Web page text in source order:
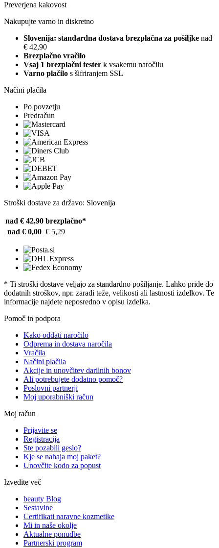
Preverjena kakovost
Nakupujte varno in diskretno
Slovenija: standardna dostava brezplačna za pošiljke nad
€ 42,90
Brezplačno vračilo
Vsaj 1 brezplačni tester k vsakemu naročilu
Varno plačilo s šifriranjem SSL
Načini plačila
Po povzetju
Predračun
Stroški dostave za državo: Slovenija
nad € 42,90 brezplačno*
nad € 0,00 € 5,29
* Ti stroški dostave veljajo za standardno pošiljanje. Lahko pride do
dodatnih stroškov, npr. zaradi teže, velikosti ali lastnosti izdelkov. Te
informacije najdete neposredno v opisu izdelka.
Pomoč in podpora
Kako oddati naročilo
Odprema in dostava naročila
Vračila
Načini plačila
Akcije in unovčitev darilnih bonov
Ali potrebujete dodatno pomoč?
Poslovni partnerji
Moj uporabniški račun
Moj račun
Prijavite se
Registracija
Ste pozabili geslo?
Kje se nahaja moj paket?
Unovčite kodo za popust
Izvedite več
beauty Blog
Sestavine
Certifikati naravne kozmetike
Mi in naše okolje
Aktualne ponudbe
Partnerski program